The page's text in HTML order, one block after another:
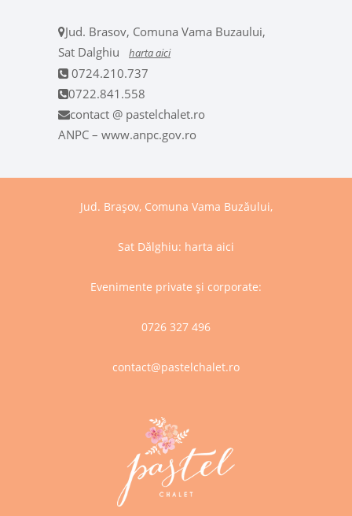
Jud. Brasov, Comuna Vama Buzaului,
Sat Dalghiu
harta aici
0724.210.737
0722.841.558
contact @ pastelchalet.ro
ANPC – www.anpc.gov.ro
Jud. Brașov, Comuna Vama Buzăului,
Sat Dălghiu: harta aici
Evenimente private și corporate:
0726 327 496
contact@pastelchalet.ro